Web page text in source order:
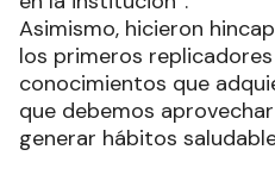
Asimismo, hicieron
los primeros
conocimientos que
que debemos
generar hábitos